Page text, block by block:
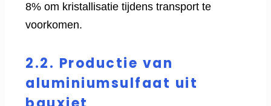
8% om kristallisatie tijdens transport te
voorkomen.
2.2. Productie van
aluminiumsulfaat uit